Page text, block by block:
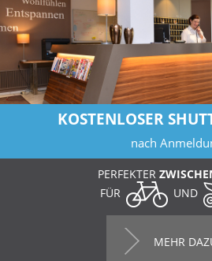
KOSTENLOSER
nach
PERFEKTER
FÜR
UND
MEHR